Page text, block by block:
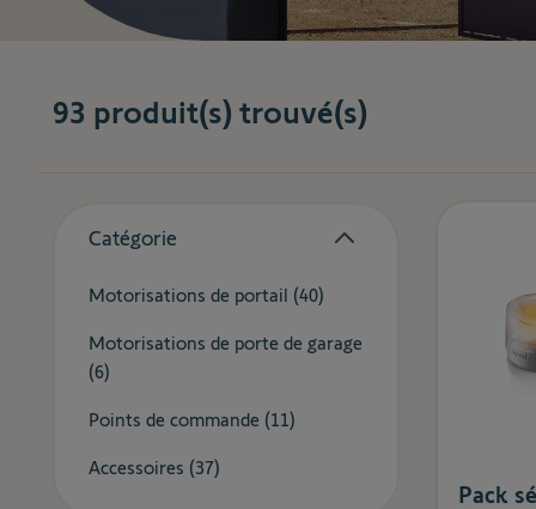
93 produit(s) trouvé(s)
Skip to product list
Catégorie
Motorisations de portail (40products available
)
Motorisations de porte de garage
(6products available
)
Points de commande (11products available
)
Accessoires (37products available
)
Pack